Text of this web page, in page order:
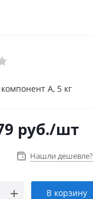
компонент А, 5 кг
руб./шт
Нашли дешевле?
В корзину